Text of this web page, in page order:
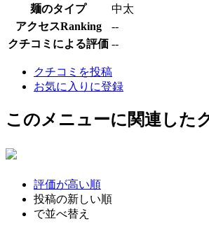
麺のタイプ
中太
アクセスRanking
--
クチコミによる評価 --
クチコミを投稿
お気に入りに登録
このメニューに関連した
評価が高い順
投稿の新しい順
で並べ替え